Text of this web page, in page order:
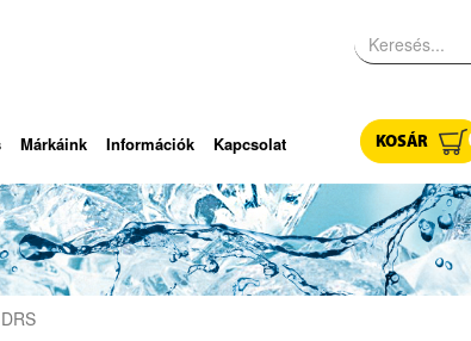
Márkáink Információk Kapcsolat KOSÁR